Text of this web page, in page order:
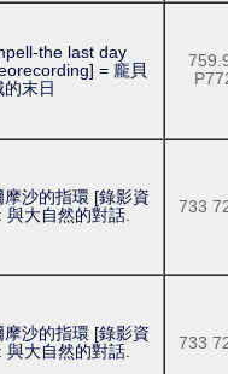
the last day
= 龐貝
的末日
摩沙的指環 [錄影資
與大自然的對話.
733
摩沙的指環 [錄影資
與大自然的對話.
733